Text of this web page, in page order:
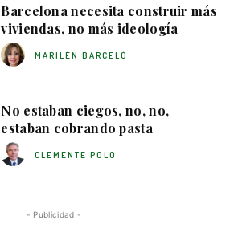
Barcelona necesita construir más
viviendas, no más ideología
MARILÉN BARCELÓ
No estaban ciegos, no, no,
estaban cobrando pasta
CLEMENTE POLO
- Publicidad -